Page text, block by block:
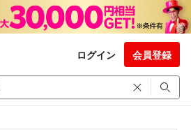
ログイン 会員登録